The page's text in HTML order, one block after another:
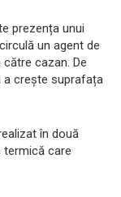
prezența unui
un agent de
cazan. De
a crește suprafața
în două
termică care